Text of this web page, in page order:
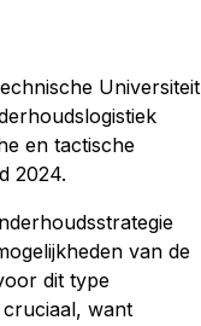
Universiteit
en tactische
2024.
van de
dit type
want